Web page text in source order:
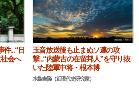
...“日
会へ
玉音放送後も止まぬソ連の攻
撃...“内蒙古の在留邦人”を守り抜
いた陸軍中将・根本博
水島吉隆（近現代史研究家）